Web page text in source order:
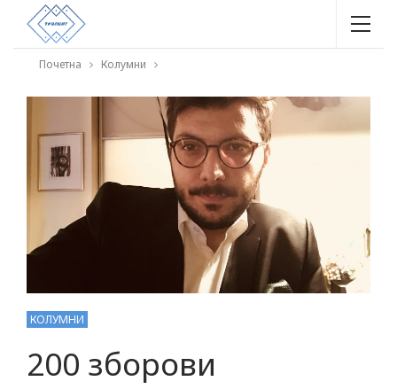
Почетна Колумни
КОЛУМНИ
200 зборови